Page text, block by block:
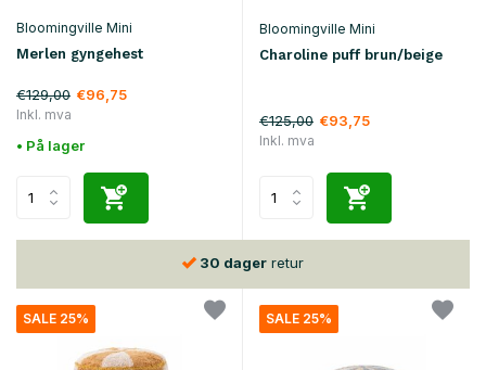
Bloomingville Mini
Merlen gyngehest
€129,00 €96,75
Inkl. mva
• På lager
Bloomingville Mini
Charoline puff brun/beige
€125,00 €93,75
Inkl. mva
30 dagerretur
SALE 25% SALE 25%